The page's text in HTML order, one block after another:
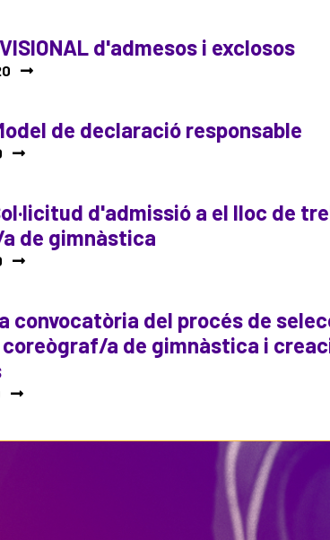
d'admesos i exclosos
de declaració responsable
d'admissió a el lloc de
de gimnàstica
convocatòria del procés de
a de gimnàstica i